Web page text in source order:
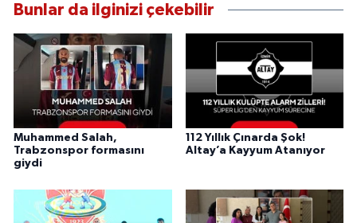
Bunlar da ilginizi çekebilir
Muhammed Salah,
Trabzonspor formasını
giydi
112 Yıllık Çınarda Şok!
Altay’a Kayyum Atanıyor